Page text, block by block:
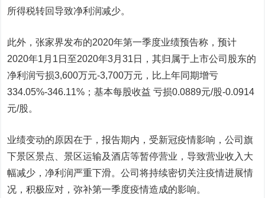
所得税转回导致净利润减少。
此外，张家界发布的2020年第一季度业绩预告称，预计
2020年1月1日至2020年3月31日，其归属于上市公司股东的
净利润亏损3,600万元-3,700万元，比上年同期增亏
334.05%-346.11%；基本每股收益 亏损0.0889元/股-0.0914
元/股。
业绩变动的原因在于，报告期内，受新冠疫情影响，公司旗
下景区景点、景区运输及酒店等暂停营业，导致营业收入大
幅减少，净利润严重下滑。公司将持续密切关注疫情进展情
况，积极应对，弥补第一季度疫情造成的影响。